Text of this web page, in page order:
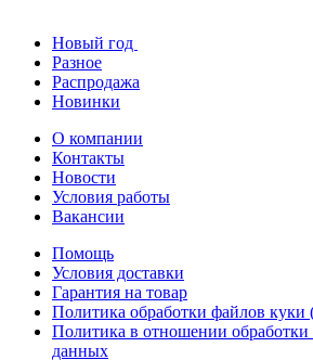
Новый год
Разное
Распродажа
Новинки
О компании
Контакты
Новости
Условия работы
Вакансии
Помощь
Условия доставки
Гарантия на товар
Политика обработки файлов куки
Политика в отношении обработки
данных